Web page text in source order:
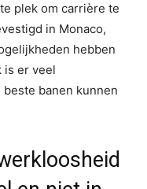
plek om carrière te
in Monaco,
hebben
is er veel
banen kunnen